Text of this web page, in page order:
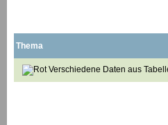
Thema
Verschiedene Daten aus